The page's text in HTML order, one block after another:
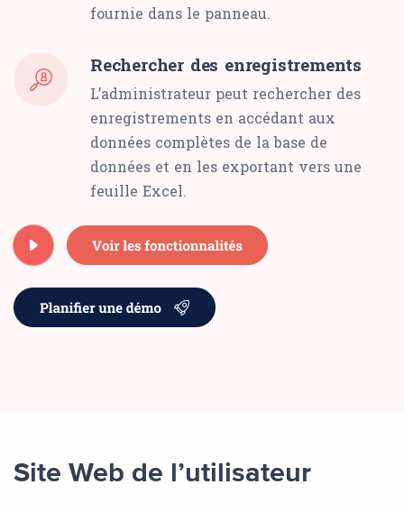
fournie dans le panneau.
Rechercher des enregistrements
L’administrateur peut rechercher des
enregistrements en accédant aux
données complètes de la base de
données et en les exportant vers une
feuille Excel.
Site Web de l’utilisateur